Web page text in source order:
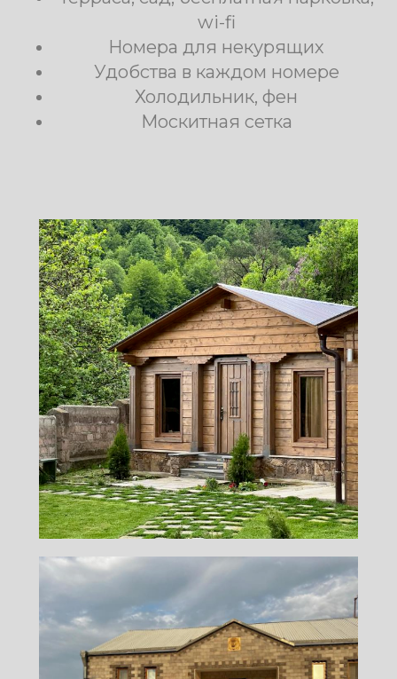
Balkonchik GuestHouse в Дилижане
расположен в центре, но создает
атмосферу уюта и уединенности.
Возможность наслаждаться видами на
горы и наполнятся энергией прямо
стоя на террасе.
На территории отеля:
Терраса, сад, бесплатная парковка,
wi-fi
Номера для некурящих
Холодильник, фен
Москитная сетка